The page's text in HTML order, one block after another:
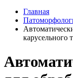
Главная
карусельного